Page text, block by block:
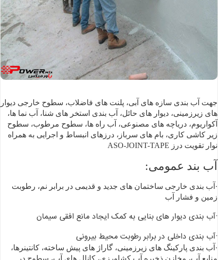
جهت آب بندی سازه های آبی، پلنت های فاضلاب، سطوح خارجی دیوار
های زیرزمینی، دیوار های حائل، آب بندی استخر های شنا، آب نما ها،
آکواریوم، دریاچه های مصنوعی، آب راه ها، سطوح مرطوب، سطوح
زیر کاشی کاری، بام های سرباز، درزهای انبساط و اجرایی به همراه
نوار تقویت درز ASO-JOINT-TAPE
آب بند عمومی:
·آب بندی خارجی ساختمان های جدید و قدیمی در برابر نم، رطوبت
زمین و فشار آب
·آب بندی دیوار های بنایی به کمک ایجاد مانع افقی سیمان
·آب بندی داخلی در برابر رطوبتمحیط بیرونی
·آب بندی پارکینگ های زیرزمینی، گاراژ های پیش ساخته، کانتینرها،
منابع آب، مخازن ذخیره آب کشاورزی، کانال های آب، سطوح در